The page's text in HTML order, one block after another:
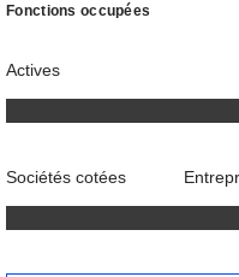
Fonctions occupées
Actives
Sociétés cotées